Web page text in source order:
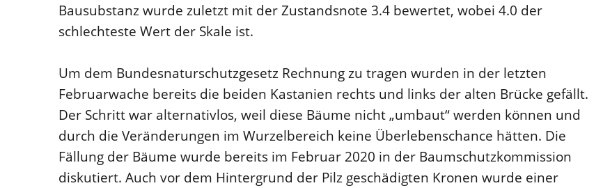
Bausubstanz wurde zuletzt mit der Zustandsnote 3.4 bewertet, wobei 4.0 der
schlechteste Wert der Skale ist.
Um dem Bundesnaturschutzgesetz Rechnung zu tragen wurden in der letzten
Februarwache bereits die beiden Kastanien rechts und links der alten Brücke gefällt.
Der Schritt war alternativlos, weil diese Bäume nicht „umbaut“ werden können und
durch die Veränderungen im Wurzelbereich keine Überlebenschance hätten. Die
Fällung der Bäume wurde bereits im Februar 2020 in der Baumschutzkommission
diskutiert. Auch vor dem Hintergrund der Pilz geschädigten Kronen wurde einer